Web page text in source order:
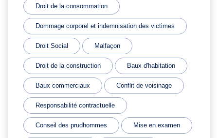
Droit de la consommation
Dommage corporel et indemnisation des victimes
Droit Social Malfaçon
Droit de la construction Baux d'habitation
Baux commerciaux Conflit de voisinage
Responsabilité contractuelle
Conseil des prudhommes Mise en examen